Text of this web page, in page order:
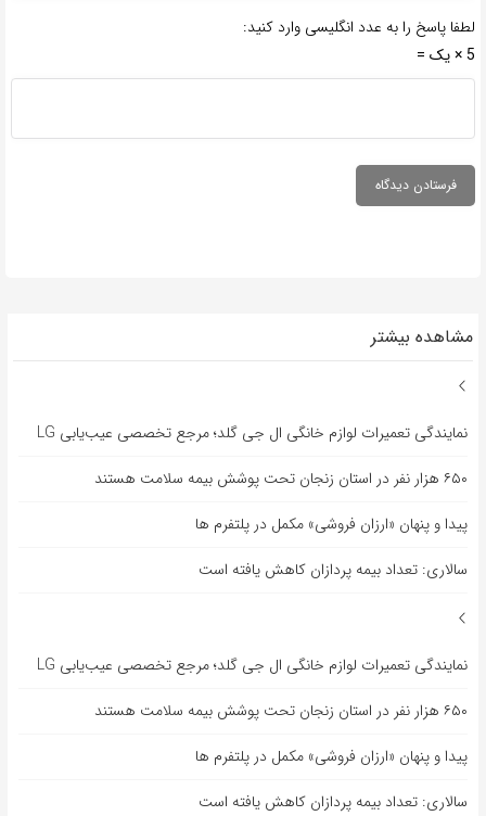
لطفا پاسخ را به عدد انگلیسی وارد کنید:
5 × یک =
مشاهده بیشتر
نمایندگی تعمیرات لوازم خانگی ال جی گلد؛ مرجع تخصصی عیب‌یابی LG
۶۵۰ هزار نفر در استان زنجان تحت پوشش بیمه سلامت هستند
پیدا و پنهان «ارزان فروشی» مکمل در پلتفرم ها
سالاری: تعداد بیمه پردازان کاهش یافته است
نمایندگی تعمیرات لوازم خانگی ال جی گلد؛ مرجع تخصصی عیب‌یابی LG
۶۵۰ هزار نفر در استان زنجان تحت پوشش بیمه سلامت هستند
پیدا و پنهان «ارزان فروشی» مکمل در پلتفرم ها
سالاری: تعداد بیمه پردازان کاهش یافته است